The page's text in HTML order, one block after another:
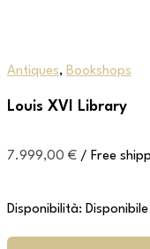
Antiques, Bookshops
Louis XVI Library
7.999,00 € / Free
Disponibilità: Disponibile